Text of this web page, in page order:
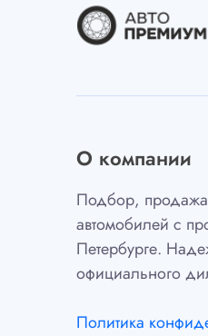
О компании
Подбор,
автомобилей с
Петербурге.
официального
Политика